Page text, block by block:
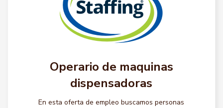
Operario de maquinas
dispensadoras
En esta oferta de empleo buscamos personas